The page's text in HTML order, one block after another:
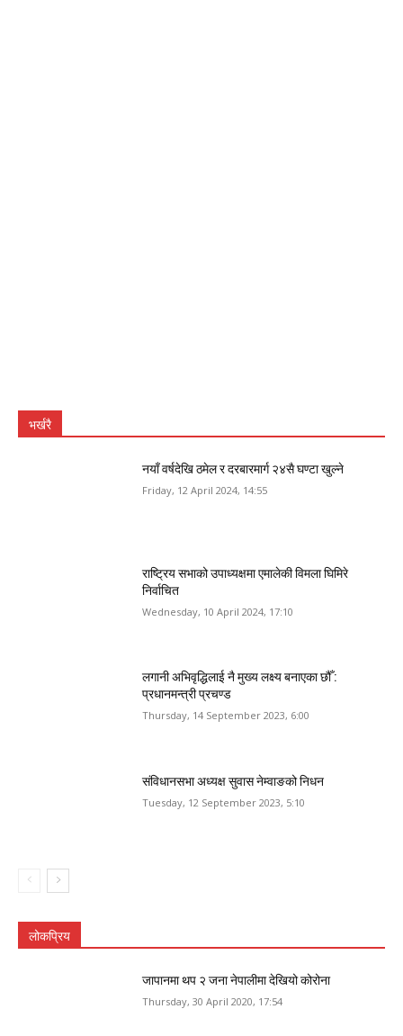
भर्खरै
नयाँ वर्षदेखि ठमेल र दरबारमार्ग २४सै घण्टा खुल्ने
Friday, 12 April 2024, 14:55
राष्ट्रिय सभाको उपाध्यक्षमा एमालेकी विमला घिमिरे
निर्वाचित
Wednesday, 10 April 2024, 17:10
लगानी अभिवृद्धिलाई नै मुख्य लक्ष्य बनाएका छौँ :
प्रधानमन्त्री प्रचण्ड
Thursday, 14 September 2023, 6:00
संविधानसभा अध्यक्ष सुवास नेम्वाङको निधन
Tuesday, 12 September 2023, 5:10
लोकप्रिय
जापानमा थप २ जना नेपालीमा देखियो कोरोना
Thursday, 30 April 2020, 17:54